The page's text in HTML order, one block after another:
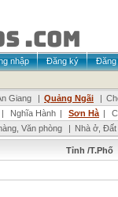
nhập Đăng ký
Đăng
Giang | Quảng Ngãi |
| Nghĩa Hành | Sơn Hà |
Văn phòng | Nhà ở,
Tỉnh /T.Phố